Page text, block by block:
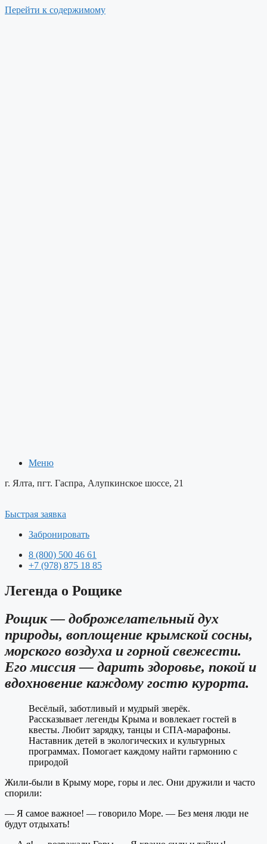
Перейти к содержимому
Меню
г. Ялта, пгт. Гаспра, Алупкинское шоссе, 21
Быстрая заявка
Забронировать
8 (800) 500 46 61
+7 (978) 875 18 85
Легенда о Рощике
Рощик — доброжелательный дух
природы, воплощение крымской сосны,
морского воздуха и горной свежести.
Его миссия — дарить здоровье, покой и
вдохновение каждому гостю курорта.
Весёлый, заботливый и мудрый зверёк.
Рассказывает легенды Крыма и вовлекает гостей в
квесты. Любит зарядку, танцы и СПА-марафоны.
Наставник детей в экологических и культурных
программах. Помогает каждому найти гармонию с
природой
Жили-были в Крыму море, горы и лес. Они дружили и часто
спорили:
— Я самое важное! — говорило Море. — Без меня люди не
будут отдыхать!